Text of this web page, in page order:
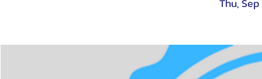
Thu,